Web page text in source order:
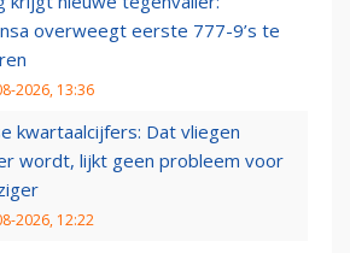
overweegt eerste 777-9’s te
2026, 13:36
kwartaalcijfers: Dat vliegen
wordt, lijkt geen probleem voor
2026, 12:22